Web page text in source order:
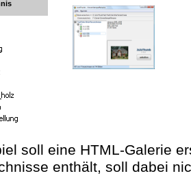
soll eine HTML-Galerie
enthält, soll dabei